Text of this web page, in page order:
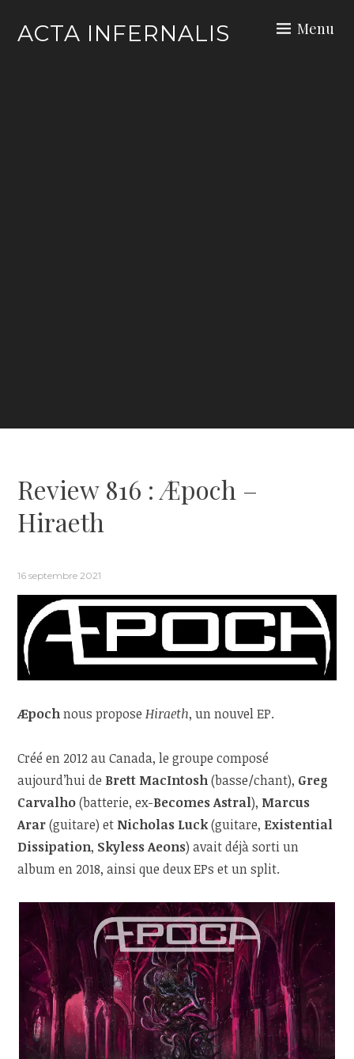
ACTA INFERNALIS Menu
Review 816 : Æpoch –
Hiraeth
16 septembre 2021
Æpochnous proposeHiraeth, un nouvel EP.
Créé en 2012 au Canada, le groupe composé
aujourd’hui de Brett MacIntosh(basse/chant), Greg
Carvalho(batterie, ex-Becomes Astral), Marcus
Arar(guitare) et Nicholas Luck(guitare, Existential
Dissipation, Skyless Aeons) avait déjà sorti un
album en 2018, ainsi que deux EPs et un split.